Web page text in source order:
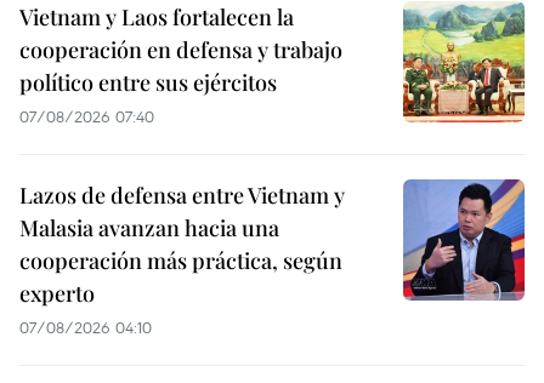
Vietnam y Laos fortalecen la
cooperación en defensa y trabajo
político entre sus ejércitos
07/08/2026 07:40
Lazos de defensa entre Vietnam y
Malasia avanzan hacia una
cooperación más práctica, según
experto
07/08/2026 04:10